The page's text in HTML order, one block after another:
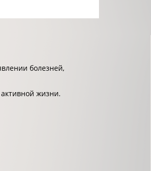
болезней,
жизни.